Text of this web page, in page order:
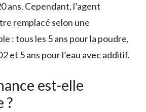
ans. Cependant, l’agent
remplacé selon une
: tous les 5 ans pour la poudre,
et 5 ans pour l’eau avec additif.
est-elle
?